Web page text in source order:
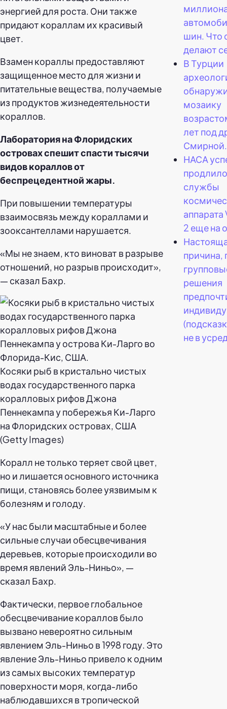
энергией для роста. Они также
придают кораллам их красивый
цвет.
Взамен кораллы предоставляют
защищенное место для жизни и
питательные вещества, получаемые
из продуктов жизнедеятельности
кораллов.
Лаборатория на Флоридских
островах спешит спасти тысячи
видов кораллов от
беспрецедентной жары.
При повышении температуры
взаимосвязь между кораллами и
зооксантеллами нарушается.
«Мы не знаем, кто виноват в разрыве
отношений, но разрыв происходит»,
— сказал Бахр.
Косяки рыб в кристально чистых
водах государственного парка
коралловых рифов Джона
Пеннекампа у побережья Ки-Ларго
на Флоридских островах, США
(Getty Images)
Коралл не только теряет свой цвет,
но и лишается основного источника
пищи, становясь более уязвимым к
болезням и голоду.
«У нас были масштабные и более
сильные случаи обесцвечивания
деревьев, которые происходили во
время явлений Эль-Ниньо», —
сказал Бахр.
Фактически, первое глобальное
обесцвечивание кораллов было
вызвано невероятно сильным
явлением Эль-Ниньо в 1998 году. Это
явление Эль-Ниньо привело к одним
из самых высоких температур
поверхности моря, когда-либо
наблюдавшихся в тропической
шин. Что
делают
В Турции
мозаику
лет под
Смирной.
НАСА
службы
2 еще на
причина,
решения
не в